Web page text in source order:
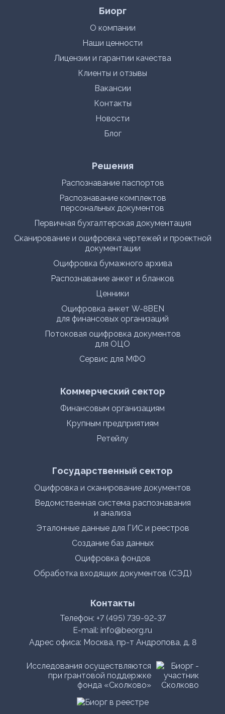
Биорг
О компании
Наши ценности
Лицензии и гарантии качества
Клиенты и отзывы
Вакансии
Контакты
Новости
Блог
Решения
Распознавание паспортов
Распознавание комплектов
персональных документов
Первичная бухгалтерская документация
Сканирование и оцифровка чертежей и проектной
документации
Оцифровка бумажного архива
Распознавание анкет и бланков
Ценники
Оцифровка анкет W-8BEN
для финансовых организаций
Потоковая оцифровка документов
для ОЦО
Сервис для МФО
Коммерческий сектор
Финансовым организациям
Крупным предприятиям
Ретейлу
Государственный сектор
Оцифровка и сканирование документов
Ведомственная система распознавания
и анализа
Эталонные данные для ГИС и реестров
Создание баз данных
Оцифровка фондов
Обработка входящих документов (СЭД)
Контакты
Телефон: +7 (495) 739-92-37
E-mail: info@beorg.ru
Адрес офиса: Москва, пр-т Андропова, д. 8
Исследования осуществляются
при грантовой поддержке
фонда «Сколково»